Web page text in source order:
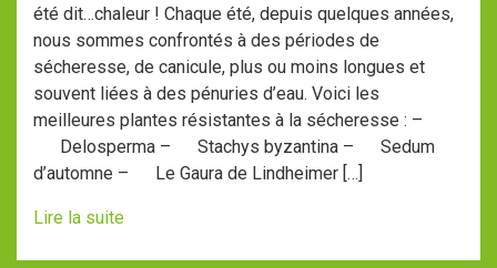
été dit…chaleur ! Chaque été, depuis quelques années,
nous sommes confrontés à des périodes de
sécheresse, de canicule, plus ou moins longues et
souvent liées à des pénuries d’eau. Voici les
meilleures plantes résistantes à la sécheresse : –
Delosperma – Stachys byzantina – Sedum
d’automne – Le Gaura de Lindheimer […]
Lire la suite